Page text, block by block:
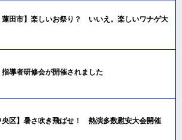
蓮田市】楽しいお祭り？ いいえ。楽しいワナゲ大
指導者研修会が開催されました
央区】暑さ吹き飛ばせ！ 熱演多数慰安大会開催